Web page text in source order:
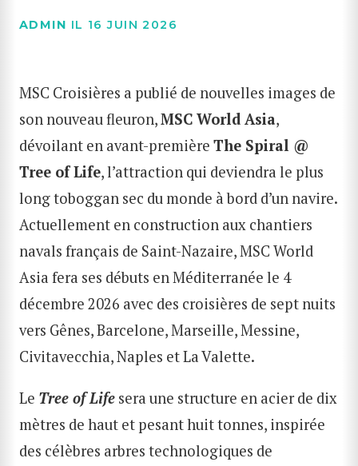
ADMIN IL 16 JUIN 2026
MSC Croisières a publié de nouvelles images de
son nouveau fleuron,MSC World Asia,
dévoilant en avant-première The Spiral @
Tree of Life, l’attraction qui deviendra le plus
long toboggan sec du monde à bord d’un navire.
Actuellement en construction aux chantiers
navals français de Saint-Nazaire, MSC World
Asia fera ses débuts en Méditerranée le 4
décembre 2026 avec des croisières de sept nuits
vers Gênes, Barcelone, Marseille, Messine,
Civitavecchia, Naples et La Valette.
Le Tree of Life sera une structure en acier de dix
mètres de haut et pesant huit tonnes, inspirée
des célèbres arbres technologiques de